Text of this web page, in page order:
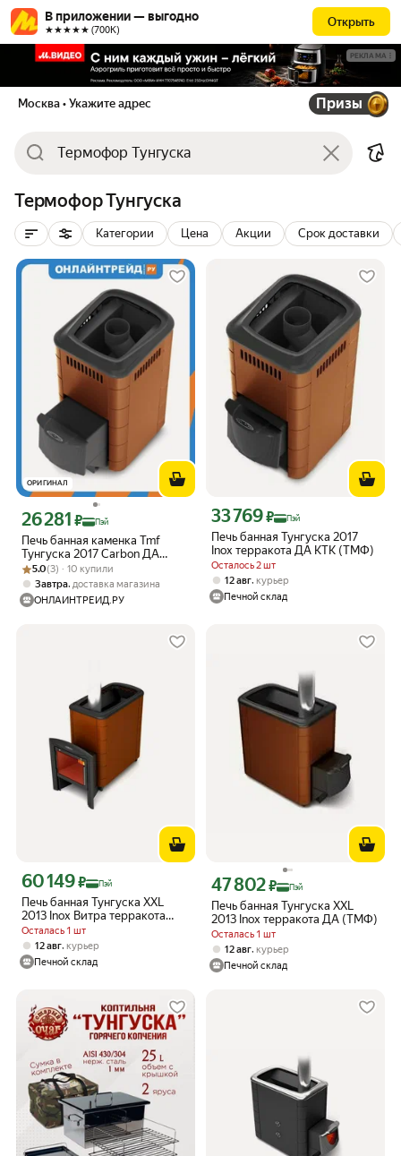
В приложении — выгодно
★★★★★ (700К)
Открыть
РЕКЛАМА
Москва • Укажите адрес Призы
Термофор Тунгуска
Категории Цена Акции Срок доставки
ОРИГИНАЛ
Печь банная каменка Tmf
Тунгуска 2017 Carbon ДА
терракота
Цена с картой Яндекс Пэй 26281 ₽ вместо
26 281 ₽ Пэй
Рейтинг товара: 5.0 из 5
Оценок: (3) · 10 купили
5.0(3) · 10 купили
Завтра, доставка магазина
ОНЛАЙНТРЕЙД.РУ
Печь банная Тунгуска 2017
Inox терракота ДА КТК (ТМФ)
Осталось 2 шт
Цена с картой Яндекс Пэй 33769 ₽
33 769₽ Пэй
12 авг, курьер
Печной склад
Печь банная Тунгуска XXL
2013 Inox Витра терракота
(ТМФ)
Осталась 1 шт
Цена с картой Яндекс Пэй 60149 ₽ вместо
60 149₽ Пэй
12 авг, курьер
Печной склад
Печь банная Тунгуска XXL
2013 Inox терракота ДА (ТМФ)
Осталась 1 шт
Цена с картой Яндекс Пэй 47802 ₽
47 802₽ Пэй
12 авг, курьер
Печной склад